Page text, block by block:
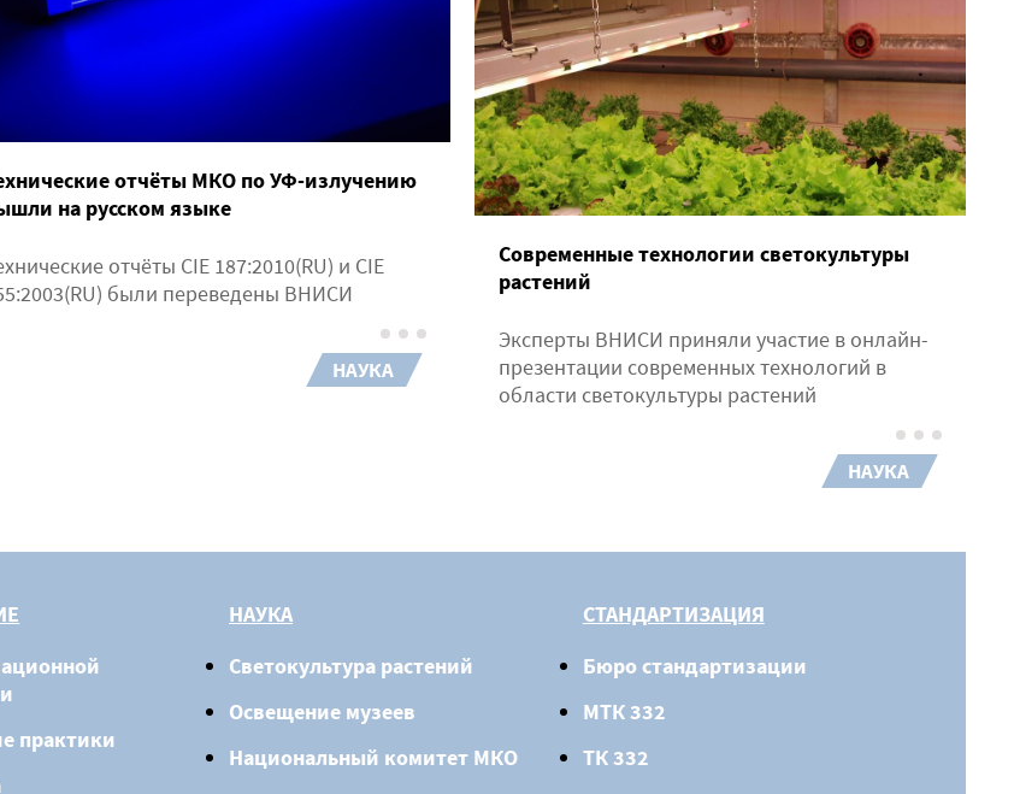
отчёты МКО по УФ-излучению
на русском языке
отчёты CIE 187:2010(RU) и CIE
были переведены ВНИСИ
НАУКА
Современные технологии светокультуры
растений
Эксперты ВНИСИ приняли участие в онлайн-
презентации современных технологий в
области светокультуры растений
НАУКА
практики
НАУКА
Светокультура растений
Освещение музеев
Национальный комитет МКО
СТАНДАРТИЗАЦИЯ
Бюро стандартизации
МТК 332
ТК 332